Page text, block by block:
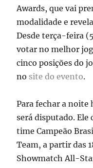
Awards, que vai
modalidade e
Desde terça-feira
votar no melhor
cinco posições do
no site do evento.
Para fechar a
será disputado.
time Campeão
Team, a partir das
Showmatch All-